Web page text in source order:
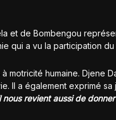
et de Bombengou
qui a vu la participation
motricité humaine. Djene
Il a également exprimé
revient aussi de